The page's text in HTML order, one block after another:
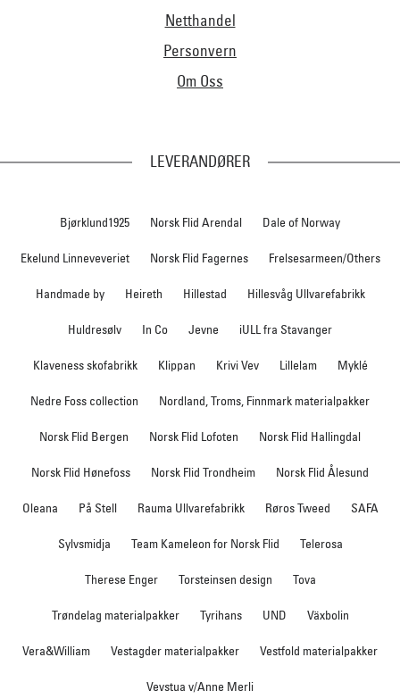
Netthandel
Personvern
Om Oss
LEVERANDØRER
Bjørklund1925 Norsk Flid Arendal Dale of Norway
Ekelund Linneveveriet Norsk Flid Fagernes Frelsesarmeen/Others
Handmade by Heireth Hillestad Hillesvåg Ullvarefabrikk
Huldresølv In Co Jevne iULL fra Stavanger
Klaveness skofabrikk Klippan Krivi Vev Lillelam Myklé
Nedre Foss collection Nordland, Troms, Finnmark materialpakker
Norsk Flid Bergen Norsk Flid Lofoten Norsk Flid Hallingdal
Norsk Flid Hønefoss Norsk Flid Trondheim Norsk Flid Ålesund
Oleana På Stell Rauma Ullvarefabrikk Røros Tweed SAFA
Sylvsmidja Team Kameleon for Norsk Flid Telerosa
Therese Enger Torsteinsen design Tova
Trøndelag materialpakker Tyrihans UND Växbolin
Vera&William Vestagder materialpakker Vestfold materialpakker
Vevstua v/Anne Merli